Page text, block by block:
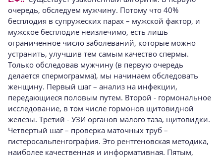
очередь, обследуем мужчину. Потому что 40%
бесплодия в супружеских парах – мужской фактор, и
мужское бесплодие неизлечимо, есть лишь
ограниченное число заболеваний, которые можно
устранить, улучшив тем самым качество спермы.
Только обследовав мужчину (в первую очередь
делается спермограмма), мы начинаем обследовать
женщину. Первый шаг – анализ на инфекции,
передающиеся половым путем. Второй - гормональное
исследование, в том числе гормонов щитовидной
железы. Третий - УЗИ органов малого таза, щитовидки.
Четвертый шаг – проверка маточных труб –
гистеросальпенгография. Это рентгеновская методика,
наиболее качественная и информативная. Пятым,